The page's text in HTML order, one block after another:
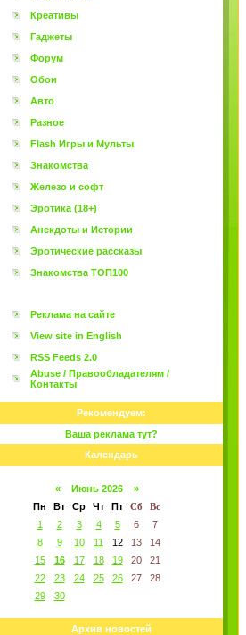
Креативы
Гаджеты
Форум
Обои
Авто
Разное
Flash Игры и Мульты
Знакомства
Железо и софт
Эротика (18+)
Анекдоты и Истории
Эротические рассказы
Знакомства ТОП100
Реклама на сайте
View site in English
RSS Feeds 2.0
Abuse / Правообладателям /
Контакты
Рекомендуем:
Ваша реклама тут?
Календарь
« Июнь 2026
»
Пн
Вт Ср Чт Пт Сб
Вс
1
2 3 4 5 6
7
8
9 10 11 12 13
14
15
16 17 18 19 20
21
22
23 24 25 26 27
28
29
30
Архив новостей